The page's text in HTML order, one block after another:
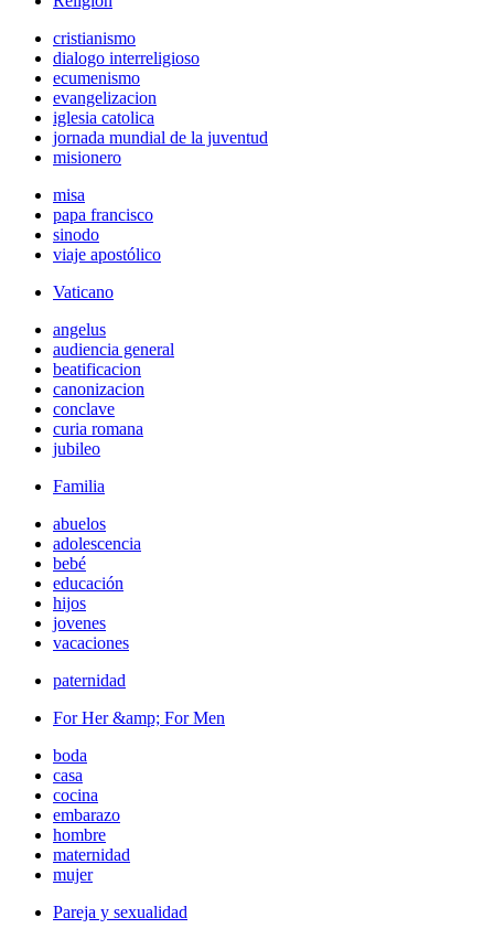
cristianismo
dialogo interreligioso
ecumenismo
evangelizacion
iglesia catolica
jornada mundial de la juventud
misionero
misa
papa francisco
sinodo
viaje apostólico
Vaticano
angelus
audiencia general
beatificacion
canonizacion
conclave
curia romana
jubileo
Familia
abuelos
adolescencia
bebé
educación
hijos
jovenes
vacaciones
paternidad
For Her &amp; For Men
boda
casa
cocina
embarazo
hombre
maternidad
mujer
Pareja y sexualidad